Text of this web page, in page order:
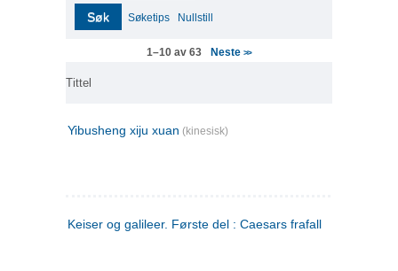
Søk Søketips Nullstill
1–10 av 63 Neste>>
Tittel
Yibusheng xiju xuan (kinesisk)
Keiser og galileer. Første del : Caesars frafall